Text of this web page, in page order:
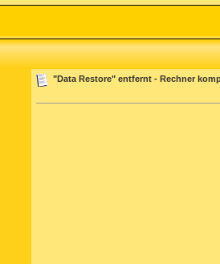
"Data Restore" entfernt - Rechner